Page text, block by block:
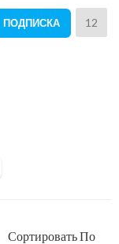
ПОДПИСКА 12
Сортировать По